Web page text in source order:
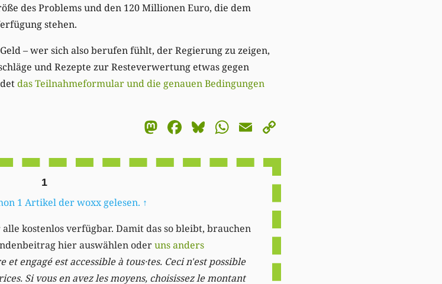
des Problems und den 120 Millionen Euro, die dem
stehen.
– wer sich also berufen fühlt, der Regierung zu zeigen,
und Rezepte zur Resteverwertung etwas gegen
das Teilnahmeformular und die genauenBedingungen
Mastodon
Facebook
Bluesky
WhatsApp
Email
1
1 Artikel der woxx gelesen. ↑
kostenlos verfügbar. Damit das so bleibt, brauchen
hier auswählen oderuns anders
engagé est accessible à tous·tes. Ceci n'est possible
Si vous en avez les moyens, choisissez le montant